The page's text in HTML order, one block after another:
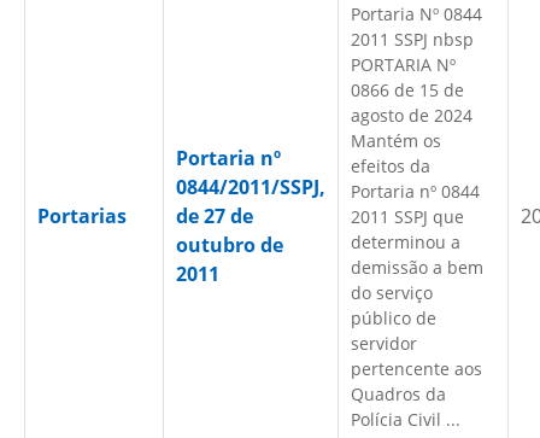
Portarias
Portaria nº
0844/2011/SSPJ,
de 27 de
outubro de
2011
Portaria Nº 0844
2011 SSPJ nbsp
PORTARIA Nº
0866 de 15 de
agosto de 2024
Mantém os
efeitos da
Portaria nº 0844
2011 SSPJ que
determinou a
demissão a bem
do serviço
público de
servidor
pertencente aos
Quadros da
Polícia Civil ...